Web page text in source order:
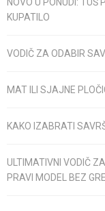
KUPATILO
VODIČ ZA ODABIR
MAT ILI SJAJNE
KAKO IZABRATI
ULTIMATIVNI VODIČ
PRAVI MODEL BEZ